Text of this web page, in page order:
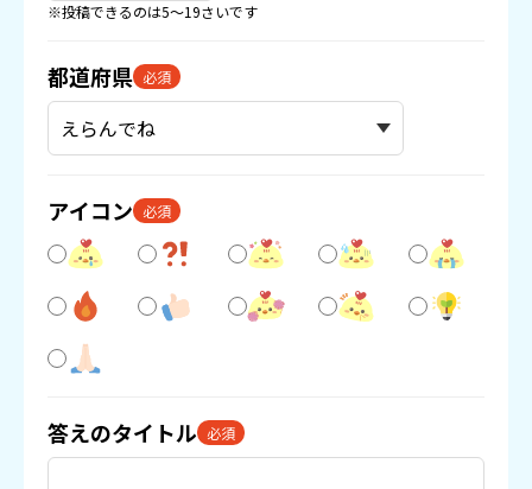
※投稿できるのは5〜19さいです
都道府県 必須
アイコン 必須
答えのタイトル 必須